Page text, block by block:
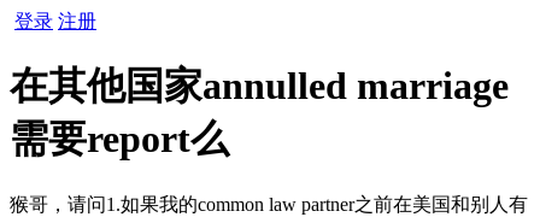
登录 注册
在其他国家annulled marriage
需要report么
猴哥，请问1.如果我的common law partner之前在美国和别人有